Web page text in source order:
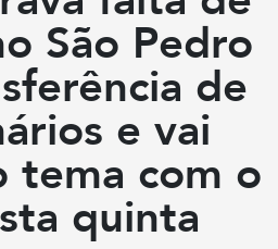
São Pedro
de
e vai
tema com o
quinta